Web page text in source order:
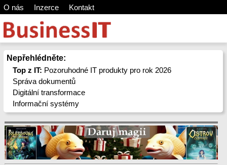
O nás Inzerce Kontakt
Nepřehlédněte:
Top z IT: Pozoruhodné IT produkty pro rok 2026
Správa dokumentů
Digitální transformace
Informační systémy